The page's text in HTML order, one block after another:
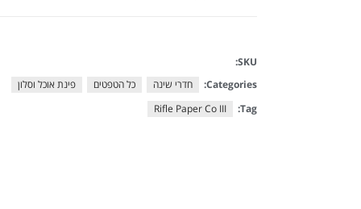
SKU:
Categories:
חדרי שינה כל הטפטים
פינת אוכל וסלון
Tag:
Rifle Paper Co III